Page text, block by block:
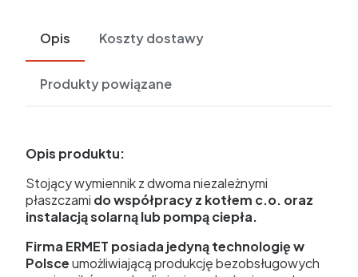
Opis Koszty dostawy
Produkty powiązane
Opis produktu:
Stojący wymiennik z dwoma niezależnymi
płaszczami do współpracy z kotłem c.o. oraz
instalacją solarną lub pompą ciepła.
Firma ERMET posiada jedyną technologię w
Polsceumożliwiającą produkcję bezobsługowych